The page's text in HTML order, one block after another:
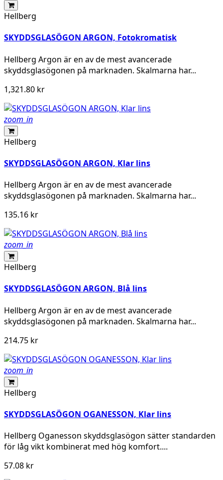
Hellberg
SKYDDSGLASÖGON ARGON, Fotokromatisk
Hellberg Argon är en av de mest avancerade
skyddsglasögonen på marknaden. Skalmarna har...
1,321.80 kr
zoom_in
Hellberg
SKYDDSGLASÖGON ARGON, Klar lins
Hellberg Argon är en av de mest avancerade
skyddsglasögonen på marknaden. Skalmarna har...
135.16 kr
zoom_in
Hellberg
SKYDDSGLASÖGON ARGON, Blå lins
Hellberg Argon är en av de mest avancerade
skyddsglasögonen på marknaden. Skalmarna har...
214.75 kr
zoom_in
Hellberg
SKYDDSGLASÖGON OGANESSON, Klar lins
Hellberg Oganesson skyddsglasögon sätter standarden
för låg vikt kombinerat med hög komfort....
57.08 kr